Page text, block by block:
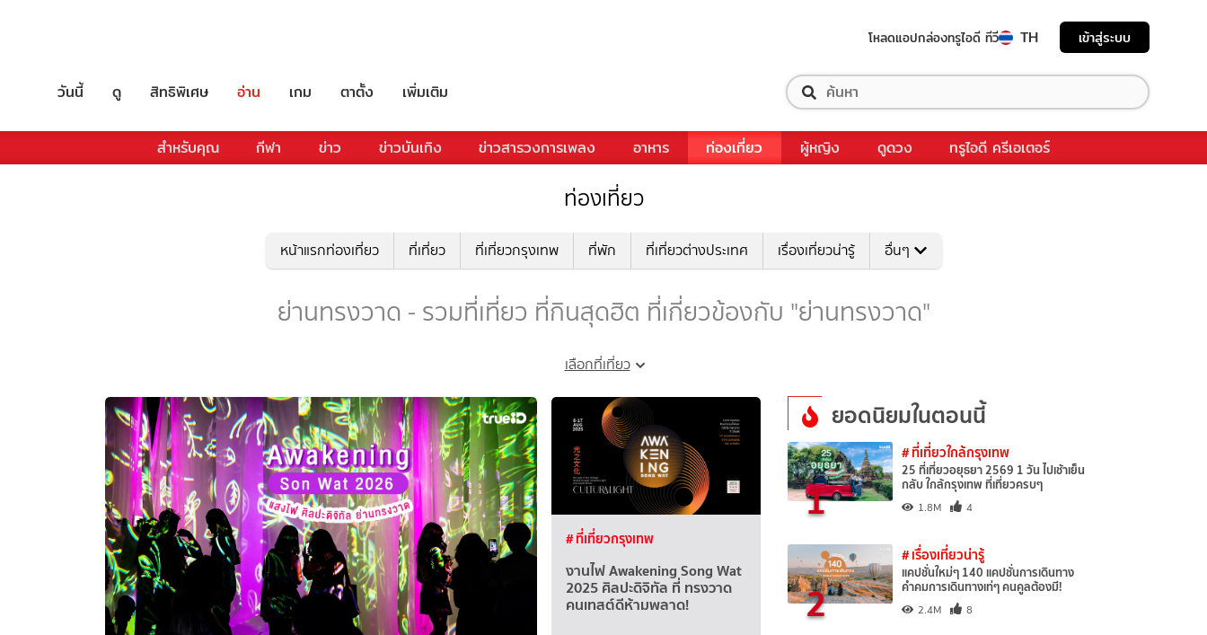
โหลดแอปกล่องทรูไอดี ทีวี TH เข้าสู่ระบบ
วันนี้ ดู สิทธิพิเศษ อ่าน เกม ตาตั้ง เพิ่มเติม
สำหรับคุณ กีฬา ข่าว ข่าวบันเทิง ข่าวสารวงการเพลง อาหาร ท่องเที่ยว ผู้หญิง ดูดวง ทรูไอดี ครีเอเตอร์
ท่องเที่ยว
หน้าแรกท่องเที่ยว ที่เที่ยว ที่เที่ยวกรุงเทพ ที่พัก ที่เที่ยวต่างประเทศ เรื่องเที่ยวน่ารู้ อื่นๆ
ย่านทรงวาด - รวมที่เที่ยว ที่กินสุดฮิต ที่เกี่ยวข้องกับ "ย่านทรงวาด"
เลือกที่เที่ยว
# ที่เที่ยวกรุงเทพ
งานไฟ Awakening Song Wat
2025 ศิลปะดิจิทัล ที่ ทรงวาด
คนเทสต์ดีห้ามพลาด!
ยอดนิยมในตอนนี้
1
# ที่เที่ยวใกล้กรุงเทพ
25 ที่เที่ยวอยุธยา 2569 1 วัน ไปเช้าเย็น
กลับ ใกล้กรุงเทพ ที่เที่ยวครบๆ
1.8M 4
2
# เรื่องเที่ยวน่ารู้
แคปชั่นใหม่ๆ 140 แคปชั่นการเดินทาง
คำคมการเดินทางเท่ๆ คนคูลต้องมี!
2.4M 8